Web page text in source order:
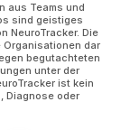
aus Teams und
sind geistiges
NeuroTracker. Die
Organisationen dar
begutachteten
unter der
ist kein
Diagnose oder